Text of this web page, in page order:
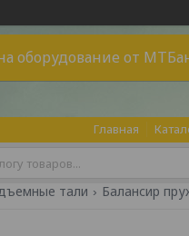
оборудование от
Главная
тали Балансир